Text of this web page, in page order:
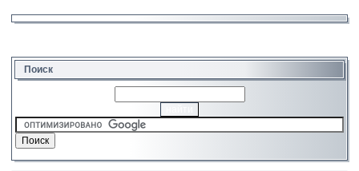
Поиск